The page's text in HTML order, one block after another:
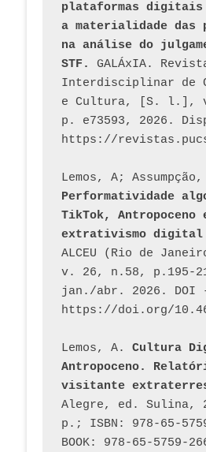
plataformas
a materialidade das
na análise do
STF.
GALÁxIA.
Interdisciplinar de
e Cultura, [S. l.],
p. e73593, 2026.
Performatividade
TikTok, Antropoceno
extrativismo digital
ALCEU (Rio de
v. 26, n.58, p.195-
jan./abr. 2026. DOI
https://doi.org/
Lemos, A. Cultura
Antropoceno.
visitante
Alegre, ed. Sulina,
p.; ISBN: 978-65-
BOOK: 978-65-5759-